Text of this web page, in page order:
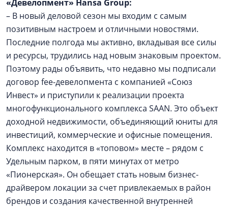
«Девелопмент» Hansa Group:
– В новый деловой сезон мы входим с самым
позитивным настроем и отличными новостями.
Последние полгода мы активно, вкладывая все силы
и ресурсы, трудились над новым знаковым проектом.
Поэтому рады объявить, что недавно мы подписали
договор fee-девелопмента с компанией «Союз
Инвест» и приступили к реализации проекта
многофункционального комплекса SAAN. Это объект
доходной недвижимости, объединяющий юниты для
инвестиций, коммерческие и офисные помещения.
Комплекс находится в «топовом» месте – рядом с
Удельным парком, в пяти минутах от метро
«Пионерская». Он обещает стать новым бизнес-
драйвером локации за счет привлекаемых в район
брендов и создания качественной внутренней